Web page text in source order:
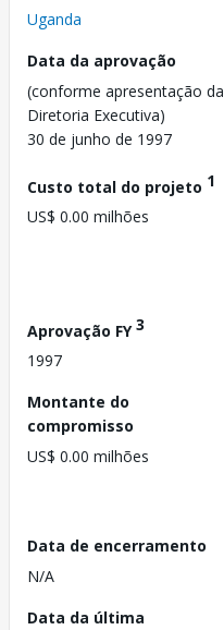
Uganda
Data da aprovação
(conforme apresentação da
Diretoria Executiva)
30 de junho de 1997
Custo total do projeto 1
US$ 0.00 milhões
Aprovação FY3
1997
Montante do
compromisso
US$ 0.00 milhões
Data de encerramento
N/A
Data da última